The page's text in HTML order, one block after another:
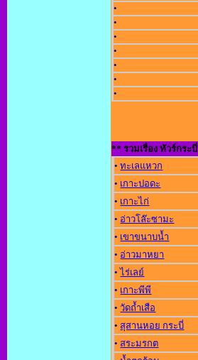
•
•
•
•
•
•
•
** รวมเรื่อง ทัวร์กระบี่
•ทะเลแหวก
• เกาะปอดะ
• เกาะไก่
• อ่าวโล๊ะซามะ
• เขาขนาบน้ำ
• อ่าวมาหยา
• ไร่เลย์
• เกาะพีพี
•วัดถ้ำเสือ
•สุสานหอย กระบี่
•สระมรกต